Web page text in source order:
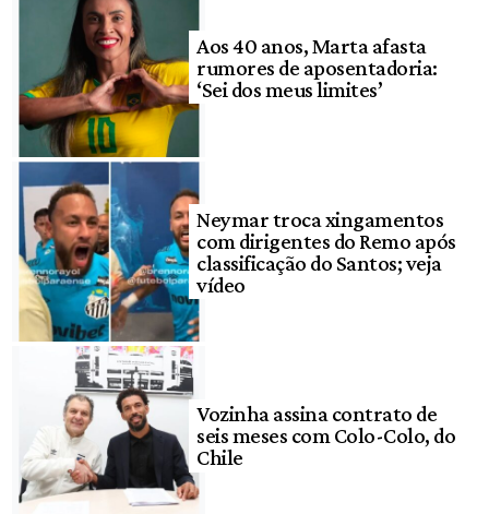
Aos 40 anos, Marta afasta
rumores de aposentadoria:
‘Sei dos meus limites’
Neymar troca xingamentos
com dirigentes do Remo após
classificação do Santos; veja
vídeo
Vozinha assina contrato de
seis meses com Colo-Colo, do
Chile